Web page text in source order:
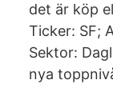
det är köp
Ticker: SF;
Sektor:
nya